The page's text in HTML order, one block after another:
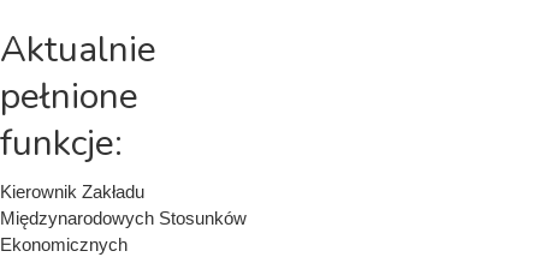
Aktualnie
pełnione
funkcje:
Kierownik Zakładu
Międzynarodowych Stosunków
Ekonomicznych